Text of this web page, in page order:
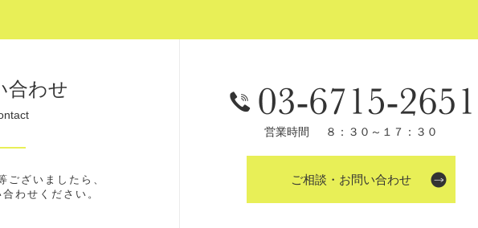
合わせ
ございましたら、
わせください。
営業時間 ８：３０～１７：３０
ご相談・お問い合わせ